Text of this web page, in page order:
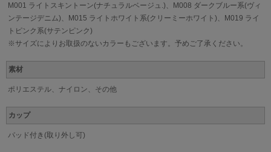
M001 ライトスキントーン(ナチュラルベージュ.)、M008 ダークブルー系(ヴィ
ンテージデニム)、M015 ライトホワイト系(クリーミーホワイト)、M019 ライ
トピンク系(サテンピンク)
※サイズによりお取扱のないカラーもございます。予めご了承ください。
素材
ポリエステル、ナイロン、その他
カップ
パッド付き(取り外し可)